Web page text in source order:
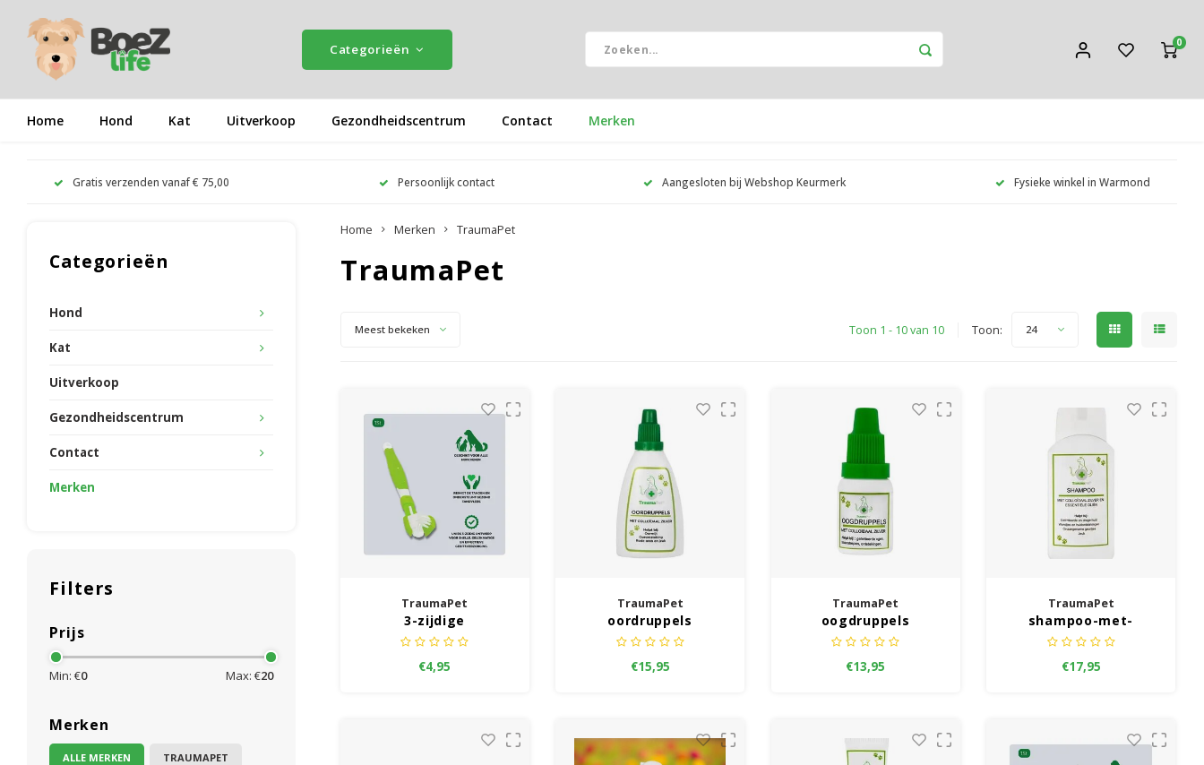
Categorieën 0
Home Hond Kat Uitverkoop Gezondheidscentrum Contact Merken
Gratis verzenden vanaf € 75,00 Persoonlijk contact Aangesloten bij Webshop Keurmerk Fysieke winkel in Warmond
Categorieën
Hond
Kat
Uitverkoop
Gezondheidscentrum
Contact
Merken
Filters
Prijs
Min: €0 Max: €20
Merken
ALLE MERKEN TRAUMAPET
Home Merken TraumaPet
TraumaPet
Meest bekeken Toon 1 - 10 van 10 Toon: 24
TraumaPet
3-zijdige
Tandenborstel
€4,95
TraumaPet
oordruppels
€15,95
TraumaPet
oogdruppels
€13,95
TraumaPet
shampoo-met-
colloidaal-zilver-en-
essentiele-olien
€17,95